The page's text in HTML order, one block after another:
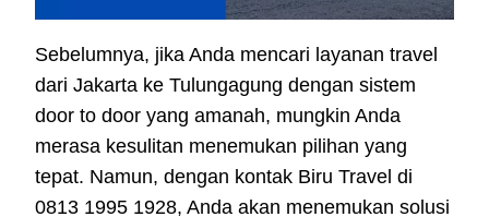
Sebelumnya, jika Anda mencari layanan travel
dari Jakarta ke Tulungagung dengan sistem
door to door yang amanah, mungkin Anda
merasa kesulitan menemukan pilihan yang
tepat. Namun, dengan kontak Biru Travel di
0813 1995 1928, Anda akan menemukan solusi